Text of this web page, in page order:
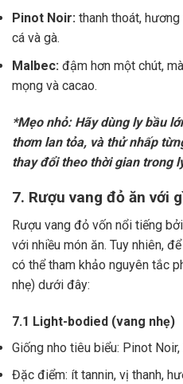
Pinot Noir: thanh thoát,
cá và gà.
Malbec: đậm hơn một chút,
mọng và cacao.
*Mẹo nhỏ: Hãy dùng ly bầu
thơm lan tỏa, và thử nhấp
thay đổi theo thời gian trong
7. Rượu vang đỏ ăn với
Rượu vang đỏ vốn nổi tiếng
với nhiều món ăn. Tuy nhiên,
có thể tham khảo nguyên tắc
nhẹ) dưới đây:
7.1 Light-bodied (vang nhẹ)
Giống nho tiêu biểu: Pinot
Đặc điểm: ít tannin, vị thanh,